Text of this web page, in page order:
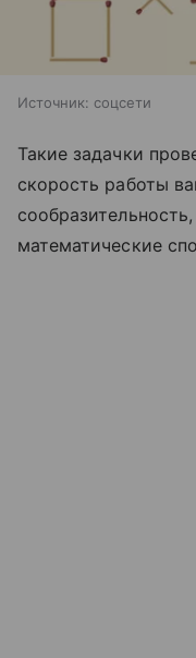
Источник: соцсети
Такие задачки
скорость работы
математические